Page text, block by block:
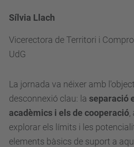
Sílvia Llach
Vicerectora de Territori i
UdG
La jornada va néixer amb
desconnexió clau: la separació
acadèmics i els de cooperació,
explorar els límits i les
elements bàsics de suport a